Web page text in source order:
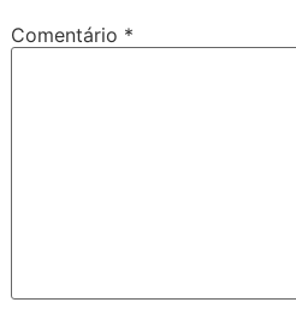
Comentário *